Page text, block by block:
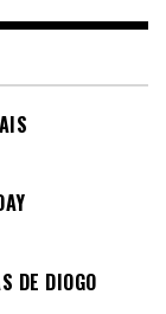
DE DIOGO